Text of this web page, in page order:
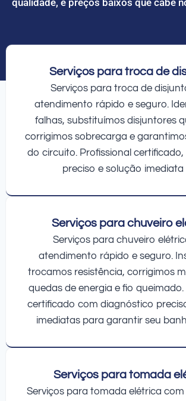
Serviços para troca de
Serviços para troca de
atendimento rápido e seguro.
falhas, substituímos disjuntores
corrigimos sobrecarga e
do circuito. Profissional
preciso e solução imediata
Serviços para chuveiro
Serviços para chuveiro
atendimento rápido e seguro.
trocamos resistência, corrigimos
quedas de energia e fio queimado.
certificado com diagnóstico
imediatas para garantir seu
Serviços para tomada
Serviços para tomada elétrica